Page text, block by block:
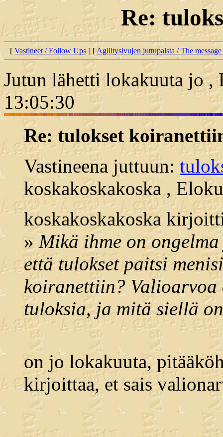
Re:
[ Vastineet / Follow Ups ] [Agilitysivujen juttupalsta / The
Jutun lähetti lokakuuta jo
13:05:30
Re: tulokset
Vastineena juttuun:
koskakoskakoska ,
koskakoskakoska
» Mikä ihme on
että tulokset paitsi
koiranettiin? Valioarvoa
tuloksia, ja mitä siellä
on jo lokakuuta,
kirjoittaa, et sais